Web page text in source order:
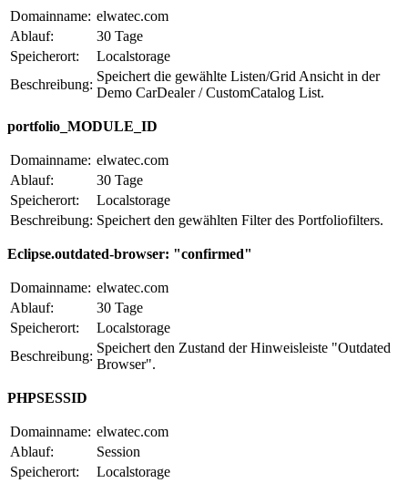
Domainname: elwatec.com
Ablauf:
30 Tage
Speicherort:
Localstorage
Beschreibung:
Speichert die gewählte Listen/Grid Ansicht in der
Demo CarDealer / CustomCatalog List.
portfolio_MODULE_ID
Domainname: elwatec.com
Ablauf:
30 Tage
Speicherort:
Localstorage
Beschreibung: Speichert den gewählten Filter des Portfoliofilters.
Eclipse.outdated-browser: "confirmed"
Domainname: elwatec.com
Ablauf:
30 Tage
Speicherort:
Localstorage
Beschreibung:
Speichert den Zustand der Hinweisleiste "Outdated
Browser".
PHPSESSID
Domainname: elwatec.com
Ablauf:
Session
Speicherort:
Localstorage